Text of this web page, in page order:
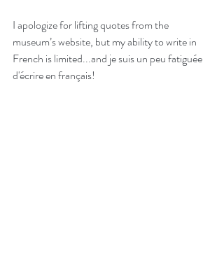
I apologize for lifting quotes from the
museum’s website, but my ability to write in
French is limited...and je suis un peu fatiguée
d'écrire en français!